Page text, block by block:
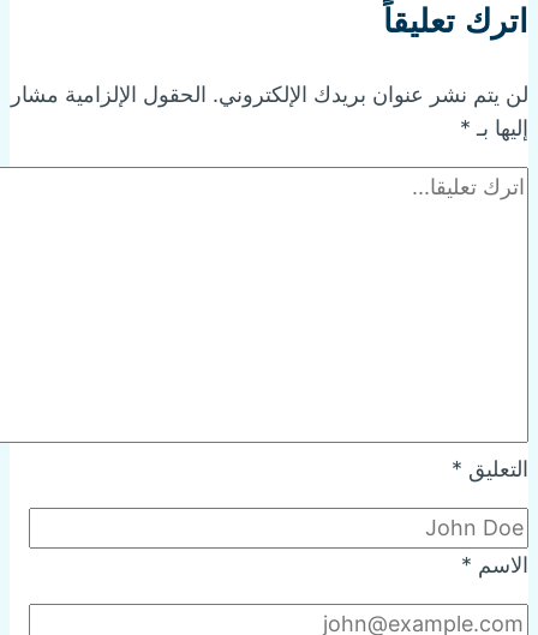
اترك تعليقاً
لن يتم نشر عنوان بريدك الإلكتروني. الحقول الإلزامية مشار
إليها بـ *
التعليق *
الاسم *